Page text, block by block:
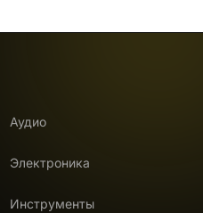
Аудио
Электроника
Инструменты